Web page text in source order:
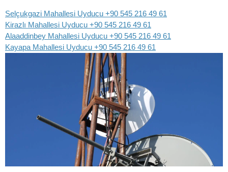
Selçukgazi Mahallesi Uyducu +90 545 216 49 61
Kirazlı Mahallesi Uyducu +90 545 216 49 61
Alaaddinbey Mahallesi Uyducu +90 545 216 49 61
Kayapa Mahallesi Uyducu +90 545 216 49 61